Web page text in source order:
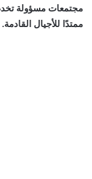
مجتمعات مسؤولة تخدم
ممتدًا للأجيال القادمة.